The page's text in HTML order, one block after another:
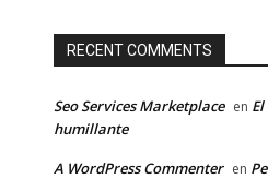
RECENT COMMENTS
Seo Services Marketplace en
humillante
A WordPress Commenter en